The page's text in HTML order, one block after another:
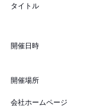
タイトル
開催日時
開催場所
会社ホームページ